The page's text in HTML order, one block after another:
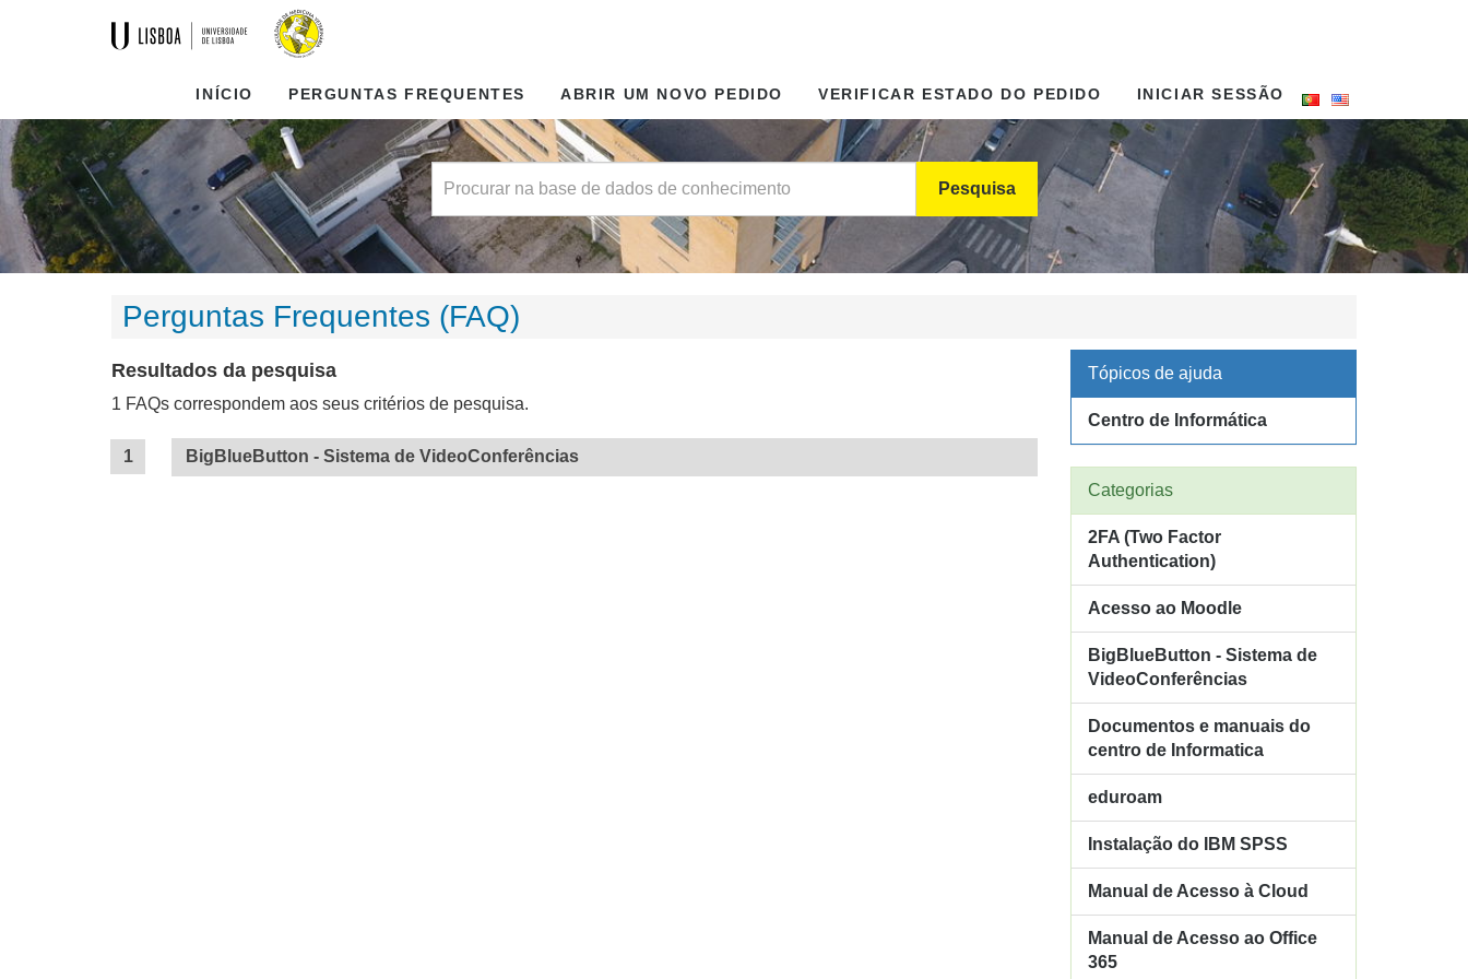
INÍCIO PERGUNTAS FREQUENTES ABRIR UM NOVO PEDIDO VERIFICAR ESTADO DO PEDIDO INICIAR SESSÃO
Pesquisa
Perguntas Frequentes (FAQ)
Resultados da pesquisa
1 FAQs correspondem aos seus critérios de pesquisa.
BigBlueButton - Sistema de VideoConferências
Tópicos de ajuda
Centro de Informática
Categorias
2FA (Two Factor
Authentication)
Acesso ao Moodle
BigBlueButton - Sistema de
VideoConferências
Documentos e manuais do
centro de Informatica
eduroam
Instalação do IBM SPSS
Manual de Acesso à Cloud
Manual de Acesso ao Office
365